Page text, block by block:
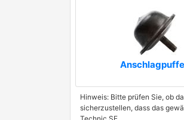
Hinweis: Bitte prüfen Sie, ob
sicherzustellen, dass das